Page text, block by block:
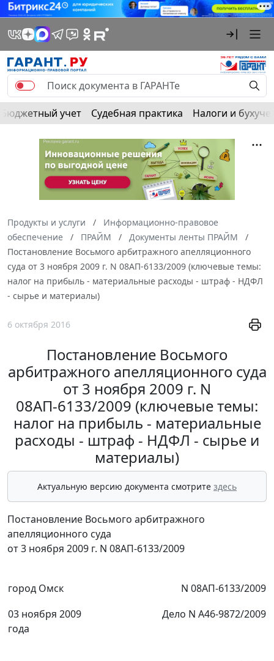
Бюджетный учет Судебная практика Налоги и
Продукты и услуги
Информационно-правовое
обеспечение
ПРАЙМ
Документы ленты ПРАЙМ
Постановление Восьмого арбитражного апелляционного
суда от 3 ноября 2009 г. N 08АП-6133/2009 (ключевые темы:
налог на прибыль - материальные расходы - штраф - НДФЛ
- сырье и материалы)
6 октября 2016
Постановление Восьмого
арбитражного апелляционного суда
от 3 ноября 2009 г. N
08АП-6133/2009 (ключевые темы:
налог на прибыль - материальные
расходы - штраф - НДФЛ - сырье и
материалы)
Актуальную версию документа смотрите здесь
Постановление Восьмого арбитражного
апелляционного суда
от 3 ноября 2009 г. N 08АП-6133/2009
город Омск
N 08АП-6133/2009
03 ноября 2009
года
Дело N А46-9872/2009